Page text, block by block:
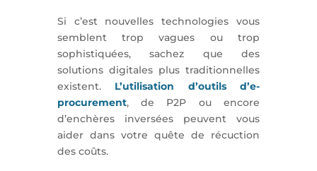
Si c’est nouvelles technologies vous
semblent trop vagues ou trop
sophistiquées, sachez que des
solutions digitales plus traditionnelles
existent. L’utilisation d’outils d’e-
procurement, de P2P ou encore
d’enchères inversées peuvent vous
aider dans votre quête de récuction
des coûts.